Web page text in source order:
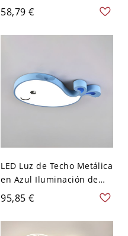
geométrico creativo
moderno para pasillo -
Azul 110 A 120 V
58,79 €
LED Luz de Techo Metálica
en Azul Iluminación de
Techo Infantil para
Dormitorio - Azul 110 A
120 V Ballena
95,85 €